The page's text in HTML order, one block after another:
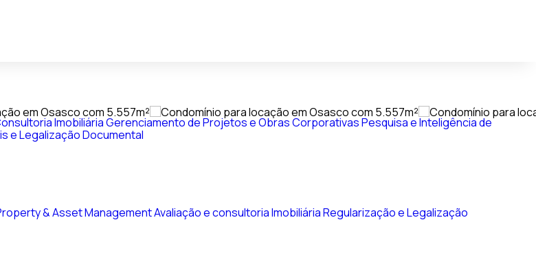
ImobiliáriaGerenciamento de Projetos e Obras CorporativasPesquisa e Inteligência de
e Legalização Documental
& Asset ManagementAvaliação e consultoria ImobiliáriaRegularização e Legalização